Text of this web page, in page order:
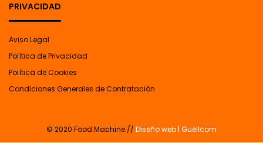
PRIVACIDAD
Aviso Legal
Política de Privacidad
Política de Cookies
Condiciones Generales de Contratación
© 2020 Food Machine // Diseño web | Guellcom